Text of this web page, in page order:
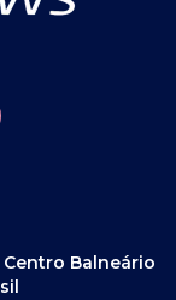
Centro Balneário